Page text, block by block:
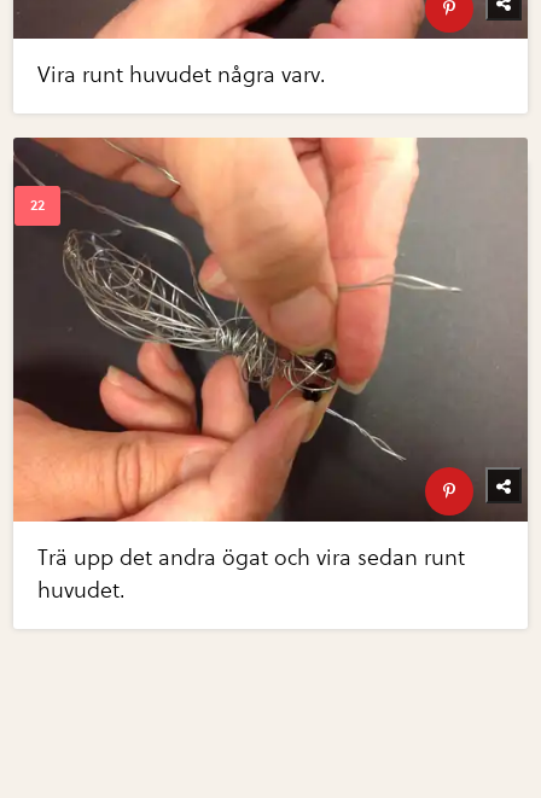
Vira runt huvudet några varv.
Trä upp det andra ögat och vira sedan runt
huvudet.